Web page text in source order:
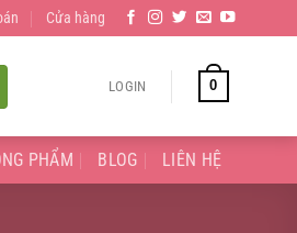
Cửa hàng
LOGIN 0
PHẨM BLOG LIÊN HỆ